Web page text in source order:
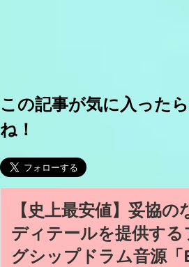
この記事が気に入った
ね！
【史上最安値】妥協の
ディテールを提供する
グシップドラム音源「